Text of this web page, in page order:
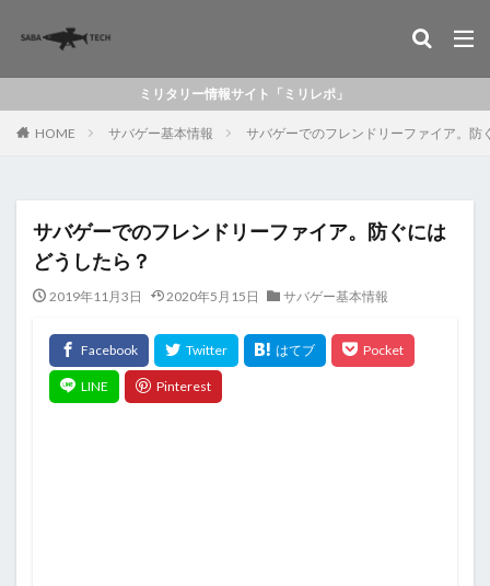
ミリタリー情報サイト「ミリレポ」
HOME サバゲー基本情報 サバゲーでのフレンドリーファイア。防
サバゲーでのフレンドリーファイア。防ぐには
どうしたら？
2019年11月3日 2020年5月15日 サバゲー基本情報